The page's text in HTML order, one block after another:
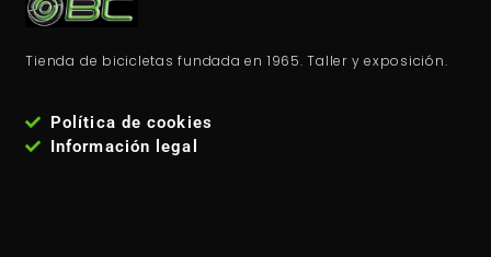
Tienda de bicicletas fundada en 1965. Taller y exposición.
Política de cookies
Información legal